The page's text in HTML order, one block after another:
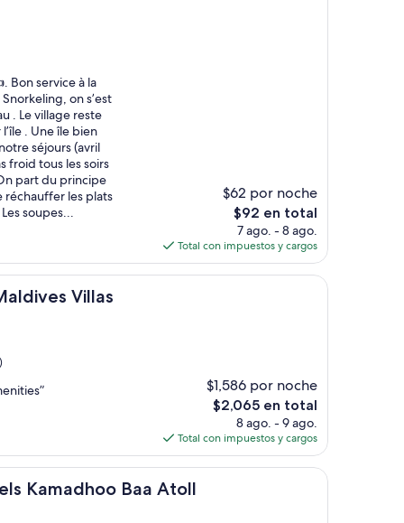
Bon service à la
on s’est
. Le village reste
. Une île bien
séjours (avril
froid tous les soirs
part du principe
réchauffer les plats
soupes...
$62 por noche
El
precio
actual
es
de
$92 en total
7 ago. - 8 ago.
Total con impuestos y cargos
Villas
$1,586 por noche
El
precio
actual
es
de
$2,065 en total
8 ago. - 9 ago.
Total con impuestos y cargos
Kamadhoo Baa Atoll
Baa Atoll